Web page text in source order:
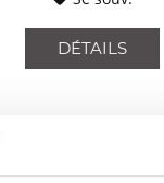
DÉTAILS